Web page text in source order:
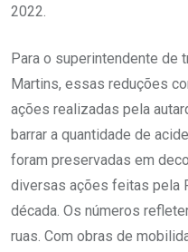
2022.
Para o superintendente de
Martins, essas reduções
ações realizadas pela
barrar a quantidade de
foram preservadas em
diversas ações feitas pela
década. Os números
ruas. Com obras de